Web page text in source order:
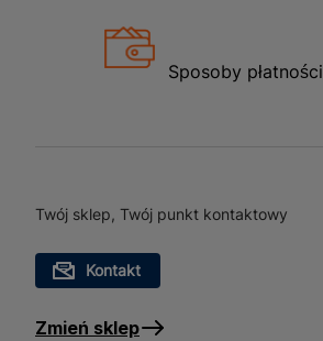
Sposoby płatności
Twój sklep, Twój punkt kontaktowy
Kontakt
Zmień sklep